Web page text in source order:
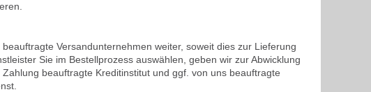
Versandunternehmen weiter, soweit dies zur Lieferung
Sie im Bestellprozess auswählen, geben wir zur Abwicklung
beauftragte Kreditinstitut und ggf. von uns beauftragte